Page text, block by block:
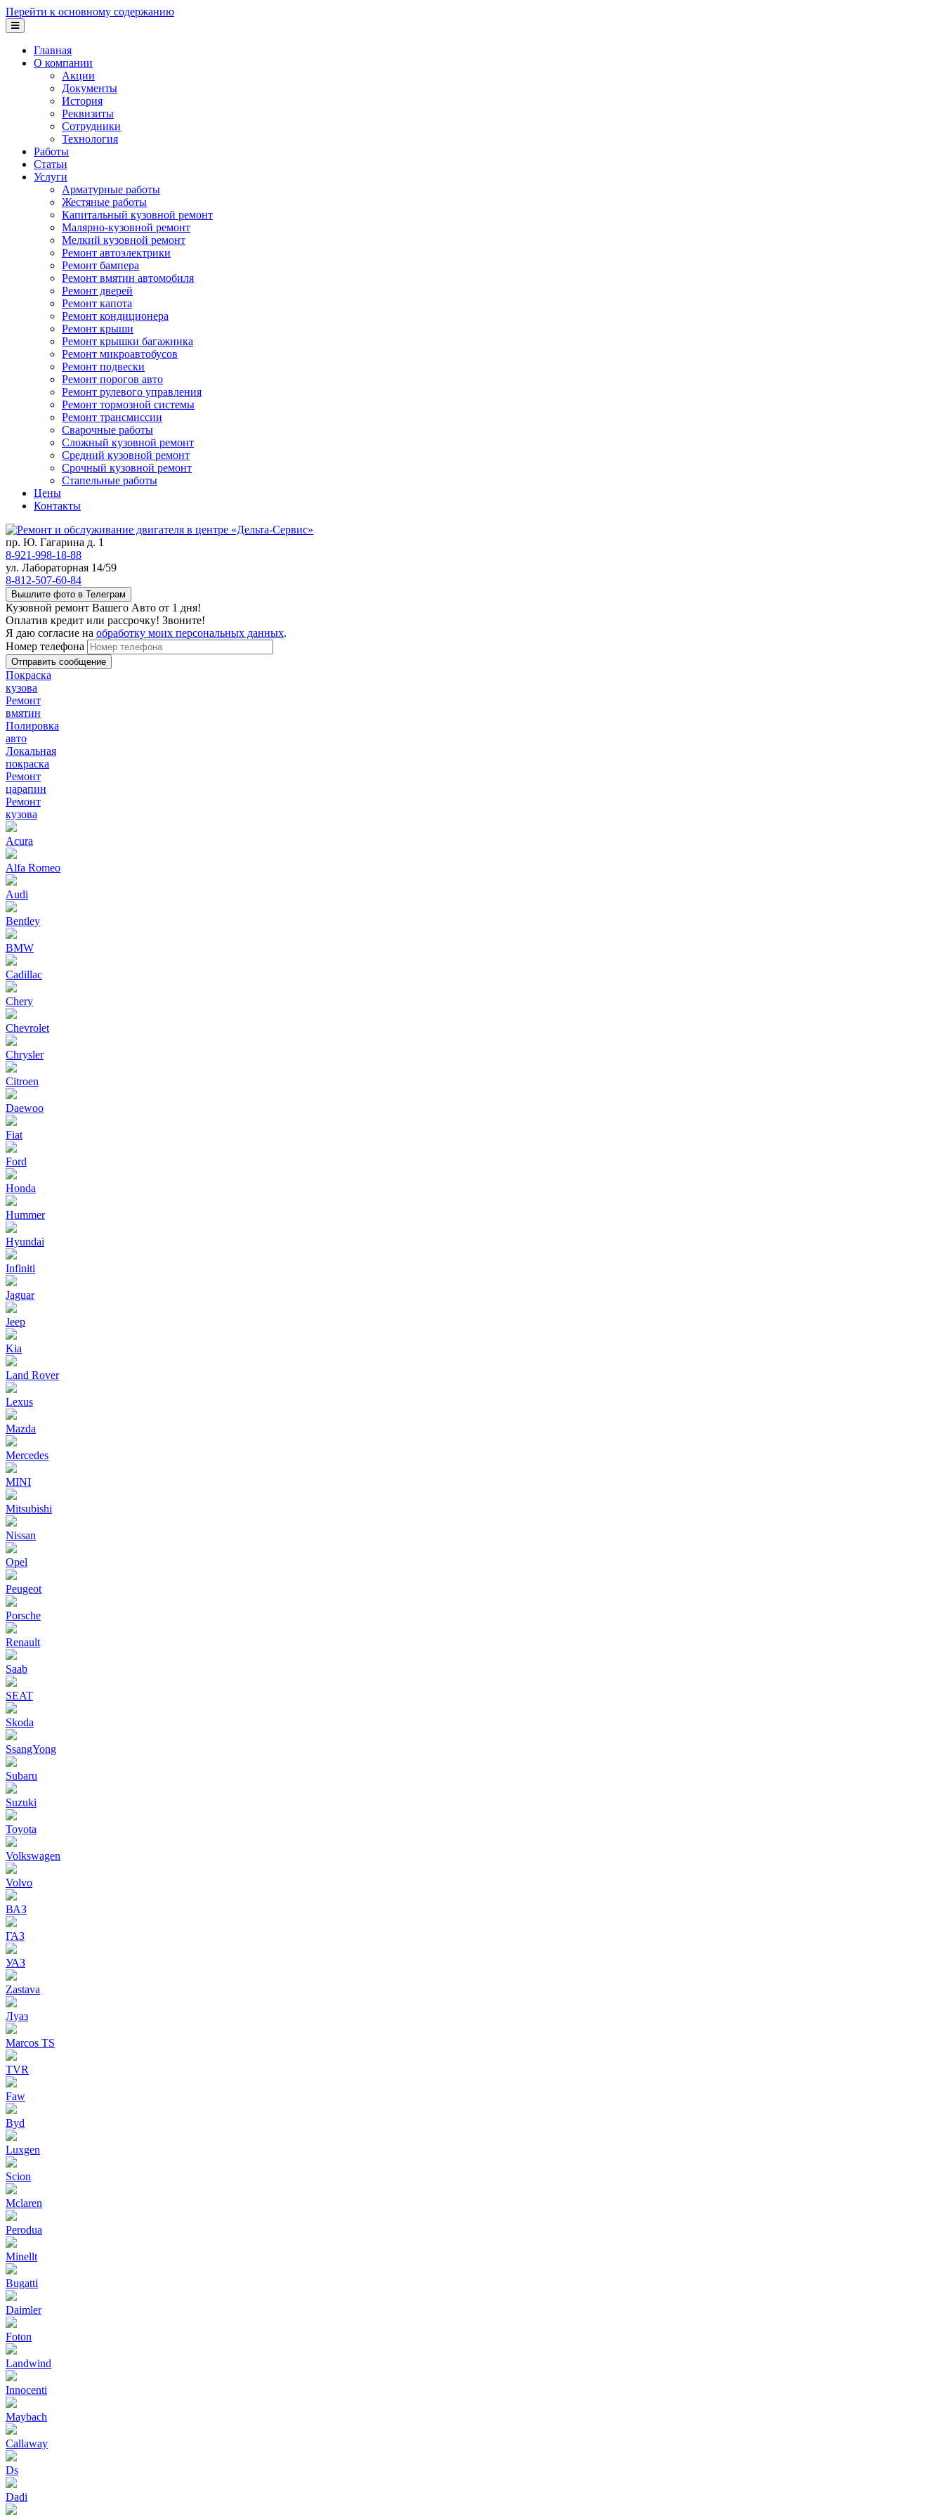
Перейти к основному содержанию
Главная
О компании
Акции
Документы
История
Реквизиты
Сотрудники
Технология
Работы
Статьи
Услуги
Арматурные работы
Жестяные работы
Капитальный кузовной ремонт
Малярно-кузовной ремонт
Мелкий кузовной ремонт
Ремонт автоэлектрики
Ремонт бампера
Ремонт вмятин автомобиля
Ремонт дверей
Ремонт капота
Ремонт кондиционера
Ремонт крыши
Ремонт крышки багажника
Ремонт микроавтобусов
Ремонт подвески
Ремонт порогов авто
Ремонт рулевого управления
Ремонт тормозной системы
Ремонт трансмиссии
Сварочные работы
Сложный кузовной ремонт
Средний кузовной ремонт
Срочный кузовной ремонт
Стапельные работы
Цены
Контакты
пр. Ю. Гагарина д. 1
8-921-998-18-88
ул. Лабораторная 14/59
8-812-507-60-84
Вышлите фото в Телеграм
Кузовной ремонт Вашего Авто от 1 дня!
Оплатив кредит или рассрочку! Звоните!
Я даю согласие на обработку моих персональных данных.
Номер телефона
Покраска
кузова
Ремонт
вмятин
Полировка
авто
Локальная
покраска
Ремонт
царапин
Ремонт
кузова
Acura
Alfa Romeo
Audi
Bentley
BMW
Cadillac
Chery
Chevrolet
Chrysler
Citroen
Daewoo
Fiat
Ford
Honda
Hummer
Hyundai
Infiniti
Jaguar
Jeep
Kia
Land Rover
Lexus
Mazda
Mercedes
MINI
Mitsubishi
Nissan
Opel
Peugeot
Porsche
Renault
Saab
SEAT
Skoda
SsangYong
Subaru
Suzuki
Toyota
Volkswagen
Volvo
ВАЗ
ГАЗ
УАЗ
Zastava
Луаз
Marcos TS
TVR
Faw
Byd
Luxgen
Scion
Mclaren
Perodua
Minellt
Bugatti
Daimler
Foton
Landwind
Innocenti
Maybach
Callaway
Ds
Dadi